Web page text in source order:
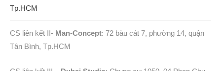
Tp.HCM
CS liên kết II- Man-Concept: 72 bàu cát 7, phường 14, quận
Tân Bình, Tp.HCM